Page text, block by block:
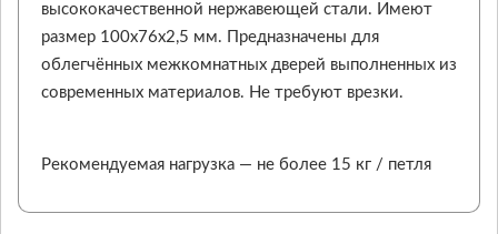
высококачественной нержавеющей стали. Имеют
размер 100х76х2,5 мм. Предназначены для
облегчённых межкомнатных дверей выполненных из
современных материалов. Не требуют врезки.
Рекомендуемая нагрузка — не более 15 кг / петля